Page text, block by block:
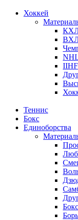
Хоккей
IIHF
Теннис
Бокс
Единоборства
Бокс